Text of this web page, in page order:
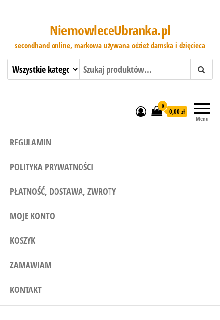
NiemowleceUbranka.pl
secondhand online, markowa używana odzież damska i dzięcieca
Menu
0
0,00 zł
REGULAMIN
POLITYKA PRYWATNOŚCI
PŁATNOŚĆ, DOSTAWA, ZWROTY
MOJE KONTO
KOSZYK
ZAMAWIAM
KONTAKT